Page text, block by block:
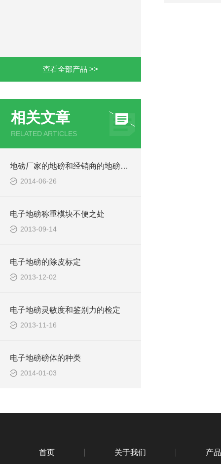
查看全部产品 >>
相关文章
RELATED ARTICLES
地磅厂家的地磅和经销商的地磅哪家好
2014-06-26
电子地磅称重模块不便之处
2013-09-14
电子地磅的除皮标定
2013-12-02
电子地磅灵敏度和鉴别力的检定
2013-11-16
电子地磅磅体的种类
2014-01-03
首页 关于我们 产